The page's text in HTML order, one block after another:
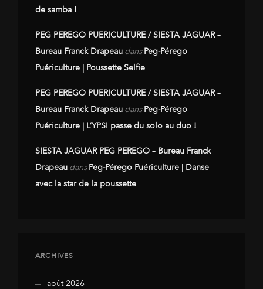
de samba !
PEG PEREGO PUERICULTURE / SIESTA JAGUAR –
Bureau Franck Drapeau dansPeg-Pérego
Puériculture | Poussette Selfie
PEG PEREGO PUERICULTURE / SIESTA JAGUAR –
Bureau Franck Drapeau dansPeg-Pérego
Puériculture | L’YPSI passe du solo au duo !
SIESTA JAGUAR PEG PEREGO – Bureau Franck
Drapeau dansPeg-Pérego Puériculture | Danse
avec la star de la poussette
ARCHIVES
août 2026